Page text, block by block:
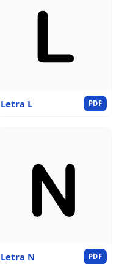
Letra L PDF
Letra N PDF